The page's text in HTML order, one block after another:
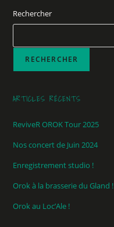
Rechercher
RECHERCHER
ARTICLES RÉCENTS
ReviveR OROK Tour 2025
Nos concert de Juin 2024
Enregistrement studio !
Orok à la brasserie du Gland !
Orok au Loc’Ale !